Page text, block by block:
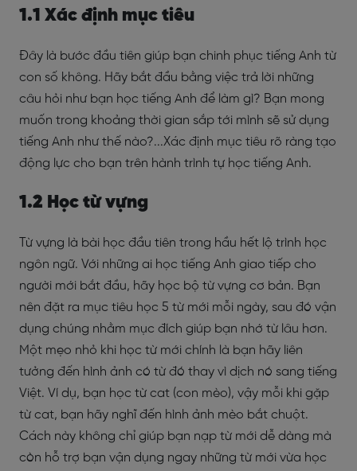
1.1 Xác định mục tiêu
Đây là bước đầu tiên giúp bạn chinh phục tiếng Anh từ
con số không. Hãy bắt đầu bằng việc trả lời những
câu hỏi như bạn học tiếng Anh để làm gì? Bạn mong
muốn trong khoảng thời gian sắp tới mình sẽ sử dụng
tiếng Anh như thế nào?...Xác định mục tiêu rõ ràng tạo
động lực cho bạn trên hành trình tự học tiếng Anh.
1.2 Học từ vựng
Từ vựng là bài học đầu tiên trong hầu hết lộ trình học
ngôn ngữ. Với những ai học tiếng Anh giao tiếp cho
người mới bắt đầu, hãy học bộ từ vựng cơ bản. Bạn
nên đặt ra mục tiêu học 5 từ mới mỗi ngày, sau đó vận
dụng chúng nhằm mục đích giúp bạn nhớ từ lâu hơn.
Một mẹo nhỏ khi học từ mới chính là bạn hãy liên
tưởng đến hình ảnh có từ đó thay vì dịch nó sang tiếng
Việt. Ví dụ, bạn học từ cat (con mèo), vậy mỗi khi gặp
từ cat, bạn hãy nghĩ đến hình ảnh mèo bắt chuột.
Cách này không chỉ giúp bạn nạp từ mới dễ dàng mà
còn hỗ trợ bạn vận dụng ngay những từ mới vừa học